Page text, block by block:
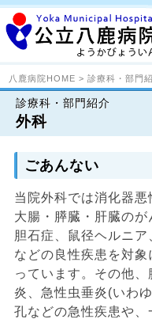
八鹿病院HOME > 診療科・部門
診療科・部門紹介
外科
ごあんない
当院外科では消化器悪
大腸・膵臓・肝臓のが
胆石症、鼠径ヘルニ
などの良性疾患を対
っています。その他
炎、急性虫垂炎(いわ
孔などの急性疾患や